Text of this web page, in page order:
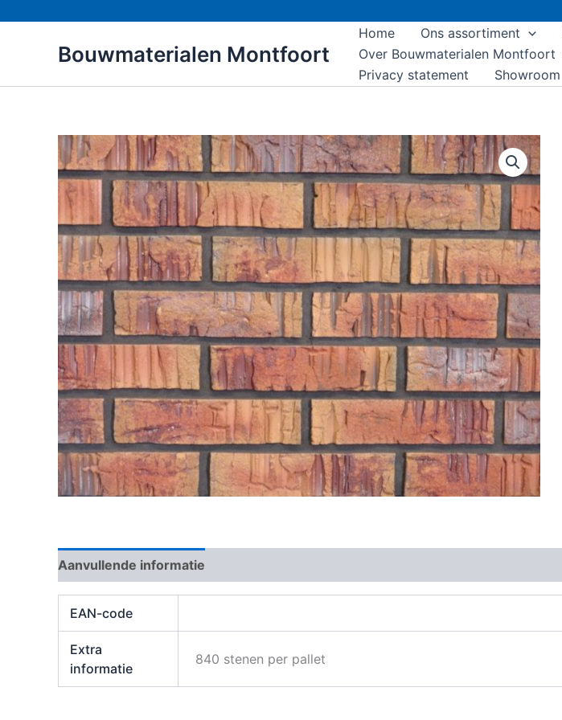
Bouwmaterialen Montfoort
Home Ons assortiment
Over Bouwmaterialen Montfoort
Privacy statement
Showroom
Aanvullende informatie
EAN-code
Extra
informatie
840 stenen per pallet